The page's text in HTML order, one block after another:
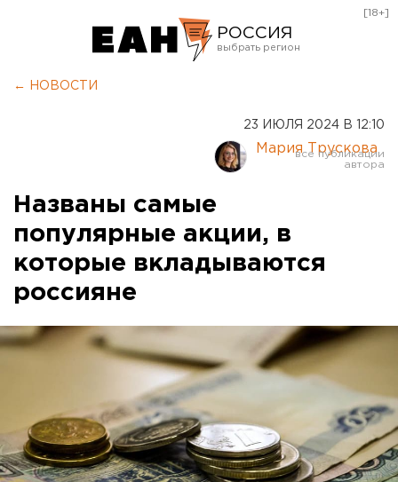
РОССИЯ
Курган
Оренбург
[18+]
← НОВОСТИ
23 ИЮЛЯ 2024 В 12:10
Мария Трускова
Названы самые
популярные акции, в
которые вкладываются
россияне